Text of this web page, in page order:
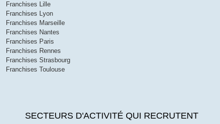
Franchises Lille
Franchises Lyon
Franchises Marseille
Franchises Nantes
Franchises Paris
Franchises Rennes
Franchises Strasbourg
Franchises Toulouse
SECTEURS D'ACTIVITÉ QUI RECRUTENT